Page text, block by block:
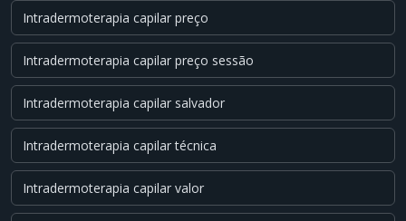
Intradermoterapia capilar preço
Intradermoterapia capilar preço sessão
Intradermoterapia capilar salvador
Intradermoterapia capilar técnica
Intradermoterapia capilar valor